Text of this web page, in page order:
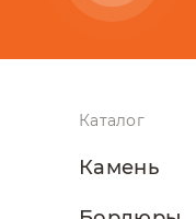
Каталог
Камень